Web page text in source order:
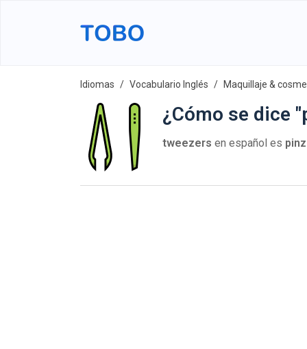
Idiomas Vocabulario Inglés Maquillaje &
¿Cómo se dice
tweezers en español es